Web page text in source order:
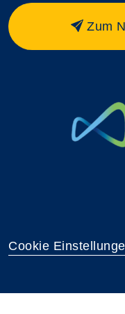
Zum
Cookie